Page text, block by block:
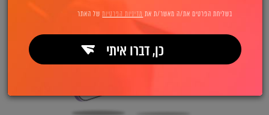
בשליחת הפרטים את/ה מאשר/ת את מדיניות הפרטיותשל האתר
כן, דברו איתי